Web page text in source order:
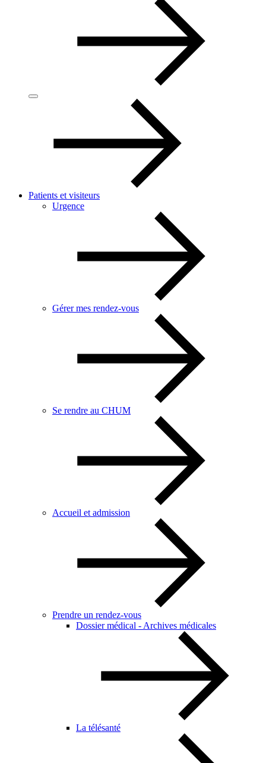
Patients et visiteurs
Urgence
Gérer mes rendez-vous
Se rendre au CHUM
Accueil et admission
Prendre un rendez-vous
Dossier médical - Archives médicales
La télésanté